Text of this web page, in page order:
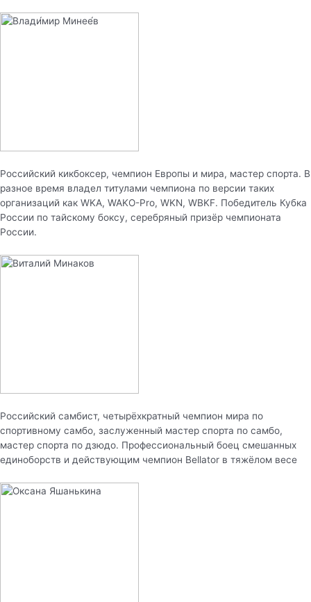
Российский кикбоксер, чемпион Европы и мира, мастер спорта. В
разное время владел титулами чемпиона по версии таких
организаций как WKA, WAKO-Pro, WKN, WBKF. Победитель Кубка
России по тайскому боксу, серебряный призёр чемпионата
России.
Российский самбист, четырёхкратный чемпион мира по
спортивному самбо, заслуженный мастер спорта по самбо,
мастер спорта по дзюдо. Профессиональный боец смешанных
единоборств и действующим чемпион Bellator в тяжёлом весе